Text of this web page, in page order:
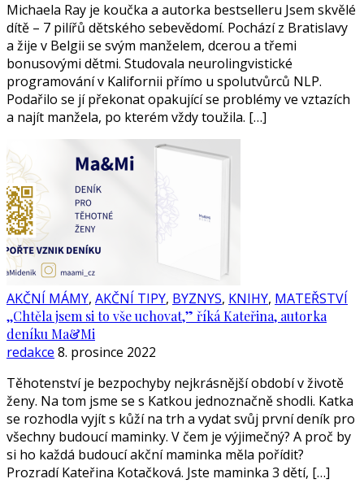
Michaela Ray je koučka a autorka bestselleru Jsem skvělé
dítě – 7 pilířů dětského sebevědomí. Pochází z Bratislavy
a žije v Belgii se svým manželem, dcerou a třemi
bonusovými dětmi. Studovala neurolingvistické
programování v Kalifornii přímo u spolutvůrců NLP.
Podařilo se jí překonat opakující se problémy ve vztazích
a najít manžela, po kterém vždy toužila. […]
AKČNÍ MÁMY, AKČNÍ TIPY, BYZNYS, KNIHY, MATEŘSTVÍ
,,Chtěla jsem si to vše uchovat,” říká Kateřina, autorka
deníku Ma&Mi
redakce 8. prosince 2022
Těhotenství je bezpochyby nejkrásnější období v životě
ženy. Na tom jsme se s Katkou jednoznačně shodli. Katka
se rozhodla vyjít s kůží na trh a vydat svůj první deník pro
všechny budoucí maminky. V čem je výjimečný? A proč by
si ho každá budoucí akční maminka měla pořídit?
Prozradí Kateřina Kotačková. Jste maminka 3 dětí, […]